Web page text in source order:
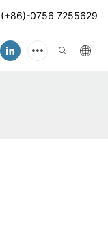
(+86)-0756 7255629